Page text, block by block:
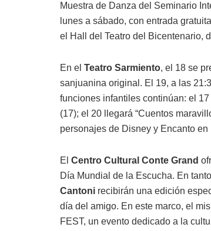
Muestra de Danza del Seminario
lunes a sábado, con entrada
el Hall del Teatro del Bicentenario,
En el Teatro Sarmiento, el 18 se
sanjuanina original. El 19, a las
funciones infantiles continúan: el 17
(17); el 20 llegará “Cuentos
personajes de Disney y Encanto
El Centro Cultural Conte Grand
Día Mundial de la Escucha. En
Cantoni recibirán una edición
día del amigo. En este marco, el
FEST, un evento dedicado a la